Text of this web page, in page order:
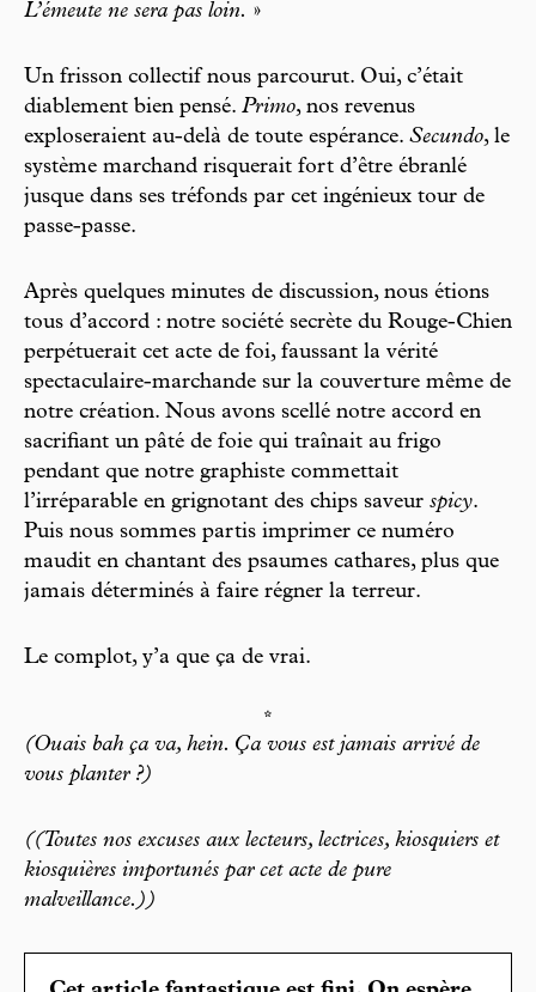
L’émeute ne sera pas loin. »
Un frisson collectif nous parcourut. Oui, c’était
diablement bien pensé. Primo, nos revenus
exploseraient au-delà de toute espérance. Secundo, le
système marchand risquerait fort d’être ébranlé
jusque dans ses tréfonds par cet ingénieux tour de
passe-passe.
Après quelques minutes de discussion, nous étions
tous d’accord : notre société secrète du Rouge-Chien
perpétuerait cet acte de foi, faussant la vérité
spectaculaire-marchande sur la couverture même de
notre création. Nous avons scellé notre accord en
sacrifiant un pâté de foie qui traînait au frigo
pendant que notre graphiste commettait
l’irréparable en grignotant des chips saveur spicy.
Puis nous sommes partis imprimer ce numéro
maudit en chantant des psaumes cathares, plus que
jamais déterminés à faire régner la terreur.
Le complot, y’a que ça de vrai.
*
(Ouais bah ça va, hein. Ça vous est jamais arrivé de
vous planter ?)
((Toutes nos excuses aux lecteurs, lectrices, kiosquiers et
kiosquières importunés par cet acte de pure
malveillance.))